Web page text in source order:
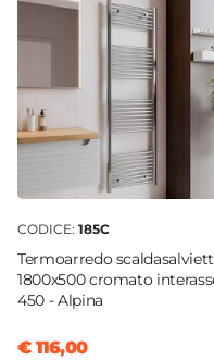
Rubinetteria
Non inclusa
Caratteristiche
Specchio
Non incluso
Applique
Non inclusa
CODICE: 185C
Termoarredo
1800x500 cromato
450 - Alpina
€ 116,00